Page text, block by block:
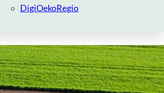
DigiOekoRegio